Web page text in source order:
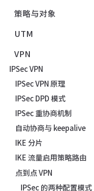
策略与对象
UTM
VPN
IPSec VPN
IPSec VPN 原理
IPSec DPD 模式
IPSec 重协商机制
自动协商与 keepalive
IKE 分片
IKE 流量启用策略路由
点到点 VPN
IPSec 的两种配置模式